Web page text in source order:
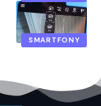
SMARTFONY